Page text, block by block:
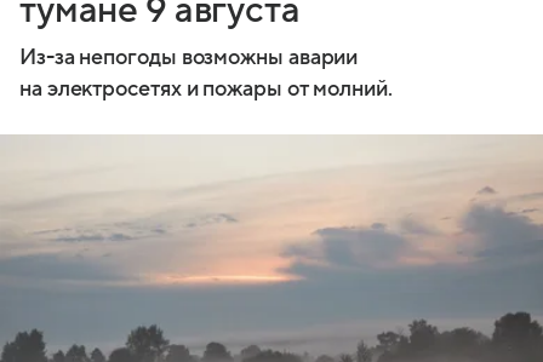
тумане 9 августа
Из-за непогоды возможны аварии
на электросетях и пожары от молний.